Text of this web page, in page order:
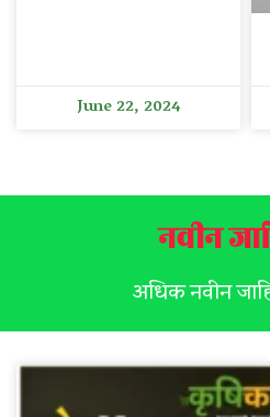
June 22, 2024
नवीन
अधिक नवीन